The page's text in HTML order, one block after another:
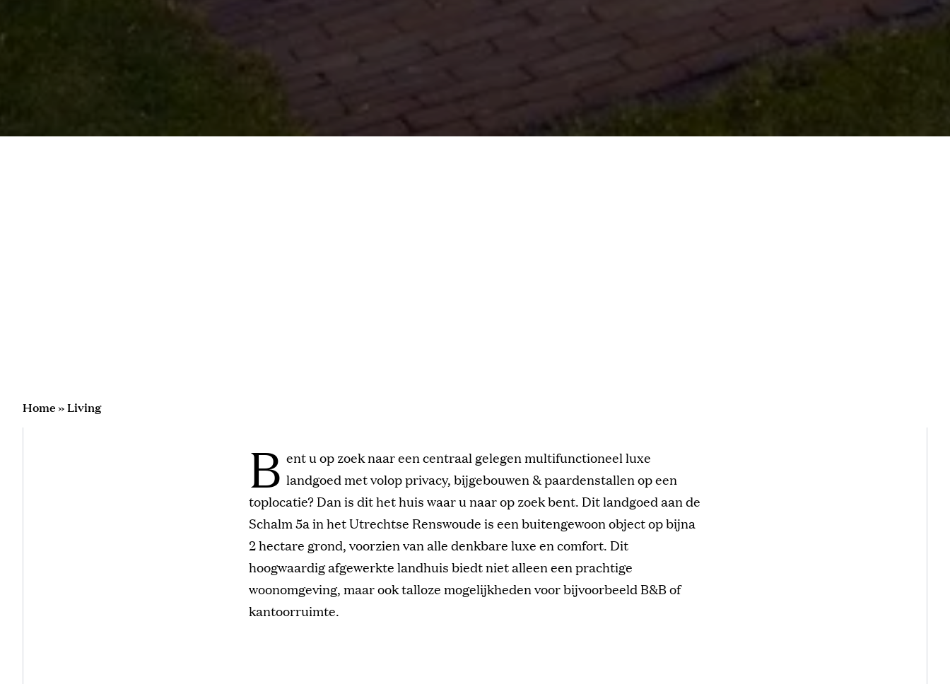
Home»Living
B ent u op zoek naar een centraal gelegen multifunctioneel luxe
landgoed met volop privacy, bijgebouwen & paardenstallen op een
toplocatie? Dan is dit het huis waar u naar op zoek bent. Dit landgoed aan de
Schalm 5a in het Utrechtse Renswoude is een buitengewoon object op bijna
2 hectare grond, voorzien van alle denkbare luxe en comfort. Dit
hoogwaardig afgewerkte landhuis biedt niet alleen een prachtige
woonomgeving, maar ook talloze mogelijkheden voor bijvoorbeeld B&B of
kantoorruimte.